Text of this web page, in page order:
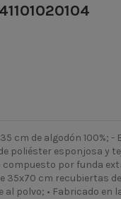
cm de algodón 100%; -
poliéster esponjosa y
compuesto por funda
35x70 cm recubiertas
polvo; • Fabricado en